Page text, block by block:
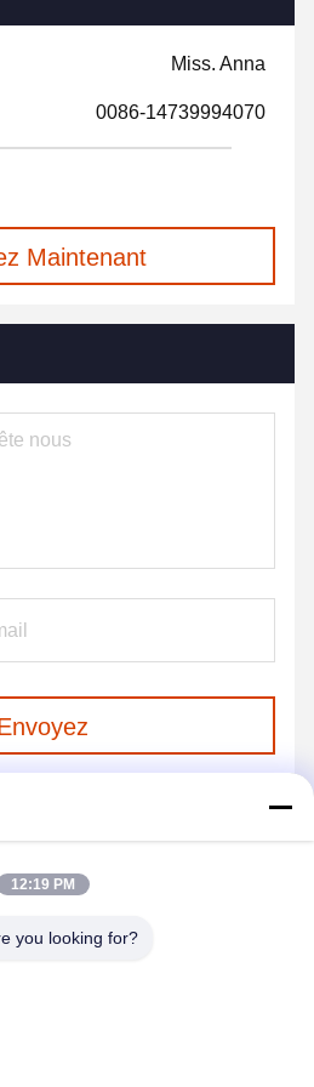
Miss. Anna
0086-14739994070
Maintenant
12:19 PM
you looking for?